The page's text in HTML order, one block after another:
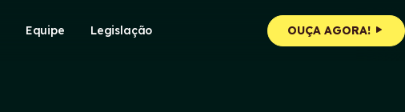
Equipe Legislação OUÇA AGORA!